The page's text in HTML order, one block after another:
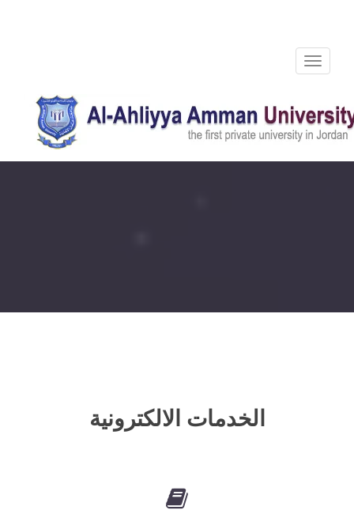
Toggle
navigation
الخدمات الالكترونية